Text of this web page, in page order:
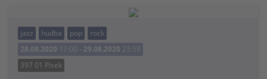
jazz hudba pop
rock
28.08.2020 17:00 - 29.08.2020 23:59
397 01 Písek